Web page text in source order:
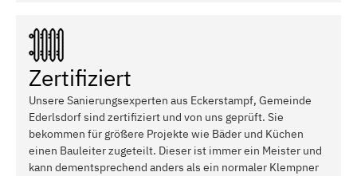
Zertifiziert
Unsere Sanierungsexperten aus Eckerstampf, Gemeinde
Ederlsdorf sind zertifiziert und von uns geprüft. Sie
bekommen für größere Projekte wie Bäder und Küchen
einen Bauleiter zugeteilt. Dieser ist immer ein Meister und
kann dementsprechend anders als ein normaler Klempner